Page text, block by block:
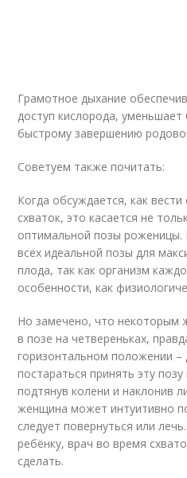
Грамотное дыхание
доступ кислорода, уменьшает
быстрому завершению
Советуем также почитать:
Когда обсуждается, как
схваток, это касается не
оптимальной позы роженицы.
всех идеальной позы для
плода, так как организм
особенности, как
Но замечено, что некоторым
в позе на четвереньках,
горизонтальном положении –
постараться принять эту
подтянув колени и наклонив
женщина может интуитивно
следует повернуться или
ребёнку, врач во время
сделать.